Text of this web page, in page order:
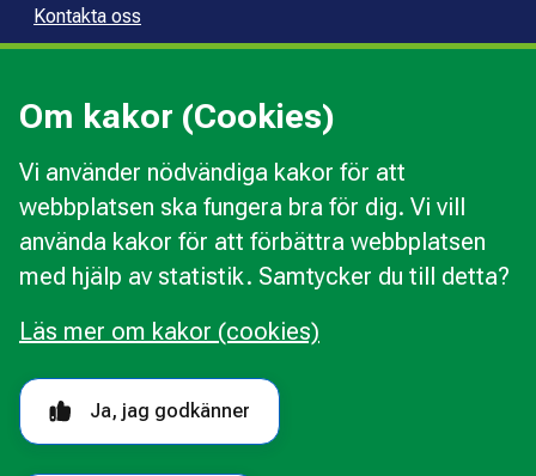
Om kakor (Cookies)
Vi använder nödvändiga kakor för att
webbplatsen ska fungera bra för dig. Vi vill
använda kakor för att förbättra webbplatsen
med hjälp av statistik. Samtycker du till detta?
Ja, jag godkänner
Läs mer om kakor (cookies)
Kontakta oss
Press
Kommunal budget- och skuldrådgivning
Om webbplatsen
Behandling av personuppgifter